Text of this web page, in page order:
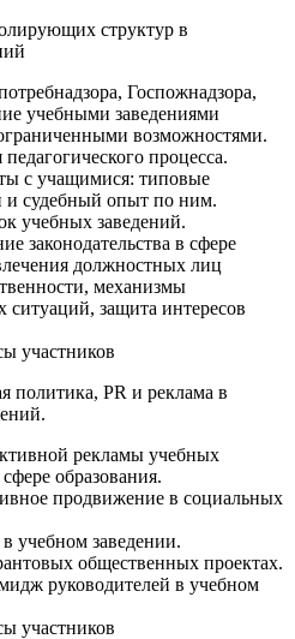
структур в
Госпожнадзора,
учебными заведениями
возможностями.
процесса.
с учащимися: типовые
судебный опыт по ним.
учебных заведений.
законодательства в сфере
должностных лиц
механизмы
защита интересов
участников
политика, PR и реклама в
рекламы учебных
образования.
продвижение в социальных
учебном заведении.
общественных проектах.
руководителей в учебном
участников